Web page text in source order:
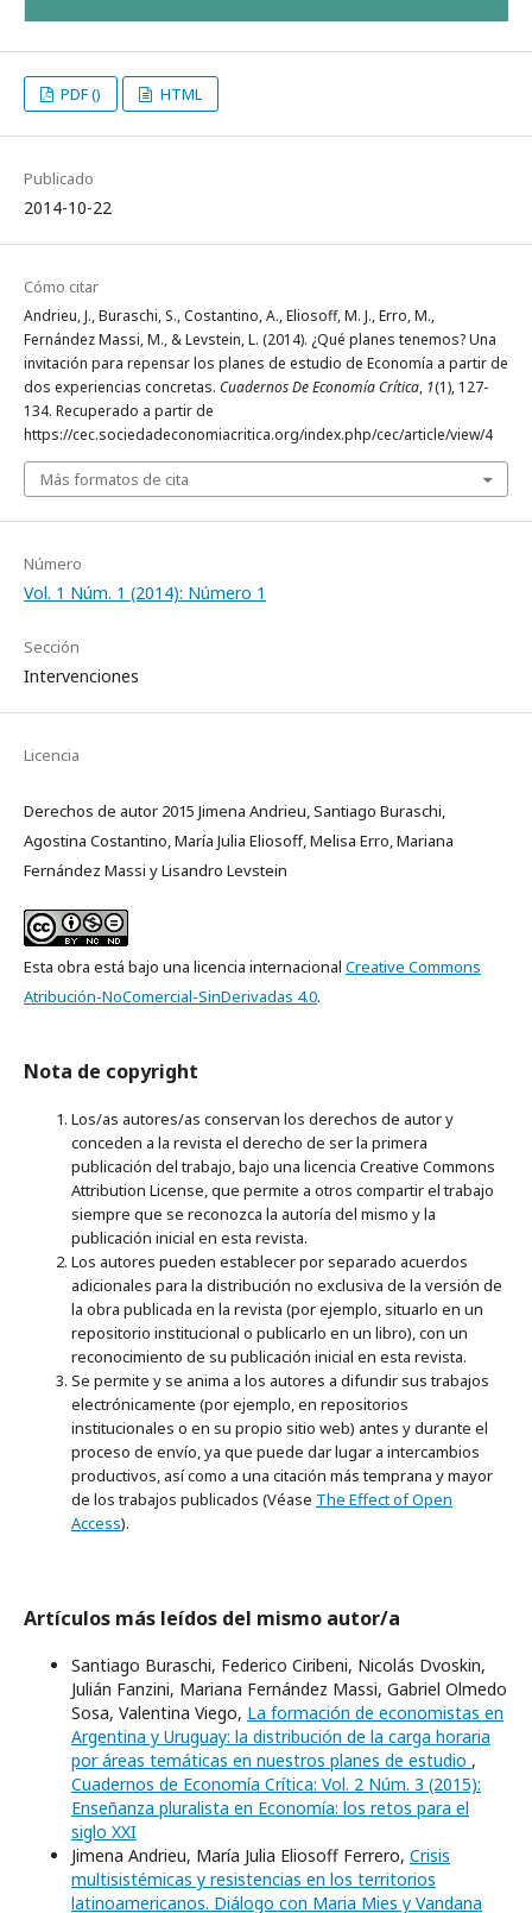
PDF () HTML
Publicado
2014-10-22
Cómo citar
Andrieu, J., Buraschi, S., Costantino, A., Eliosoff, M. J., Erro, M.,
Fernández Massi, M., & Levstein, L. (2014). ¿Qué planes tenemos? Una
invitación para repensar los planes de estudio de Economía a partir de
dos experiencias concretas. Cuadernos De Economía Crítica, 1(1), 127-
134. Recuperado a partir de
https://cec.sociedadeconomiacritica.org/index.php/cec/article/view/4
Más formatos de cita
Número
Vol. 1 Núm. 1 (2014): Número 1
Sección
Intervenciones
Licencia
Derechos de autor 2015 Jimena Andrieu, Santiago Buraschi,
Agostina Costantino, María Julia Eliosoff, Melisa Erro, Mariana
Fernández Massi y Lisandro Levstein
Esta obra está bajo una licencia internacional Creative Commons
Atribución-NoComercial-SinDerivadas 4.0.
Nota de copyright
Los/as autores/as conservan los derechos de autor y
conceden a la revista el derecho de ser la primera
publicación del trabajo, bajo una licencia Creative Commons
Attribution License, que permite a otros compartir el trabajo
siempre que se reconozca la autoría del mismo y la
publicación inicial en esta revista.
Los autores pueden establecer por separado acuerdos
adicionales para la distribución no exclusiva de la versión de
la obra publicada en la revista (por ejemplo, situarlo en un
repositorio institucional o publicarlo en un libro), con un
reconocimiento de su publicación inicial en esta revista.
Se permite y se anima a los autores a difundir sus trabajos
electrónicamente (por ejemplo, en repositorios
institucionales o en su propio sitio web) antes y durante el
proceso de envío, ya que puede dar lugar a intercambios
productivos, así como a una citación más temprana y mayor
de los trabajos publicados (Véase The Effect of Open
Access).
Artículos más leídos del mismo autor/a
Santiago Buraschi, Federico Ciribeni, Nicolás Dvoskin,
Julián Fanzini, Mariana Fernández Massi, Gabriel Olmedo
Sosa, Valentina Viego, La formación de economistas en
Argentina y Uruguay: la distribución de la carga horaria
por áreas temáticas en nuestros planes de estudio ,
Cuadernos de Economía Crítica: Vol. 2 Núm. 3 (2015):
Enseñanza pluralista en Economía: los retos para el
siglo XXI
Jimena Andrieu, María Julia Eliosoff Ferrero, Crisis
multisistémicas y resistencias en los territorios
latinoamericanos. Diálogo con Maria Mies y Vandana